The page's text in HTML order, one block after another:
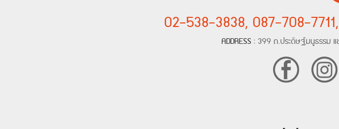
02-538-3838, 087-708-
ADDRESS : 399 ถ.ประดิษฐ์มนูธรรม แ